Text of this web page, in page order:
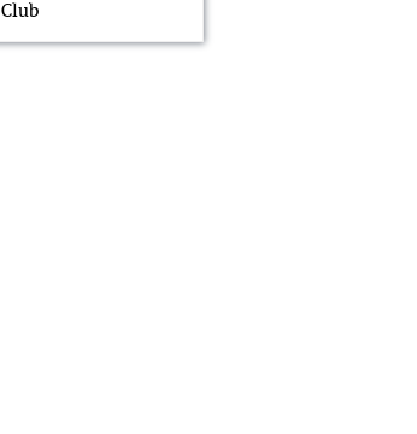
Club